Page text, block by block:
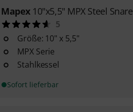
Mapex 10"x5,5" MPX Steel
5
Größe: 10" x 5,5"
MPX Serie
Stahlkessel
Sofort lieferbar